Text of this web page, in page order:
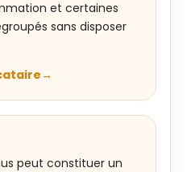
et certaines
sans disposer
peut constituer un